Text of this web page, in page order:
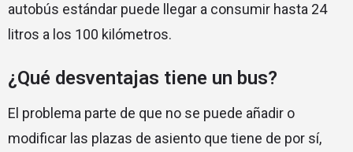
autobús estándar puede llegar a consumir hasta 24
litros a los 100 kilómetros.
¿Qué desventajas tiene un bus?
El problema parte de que no se puede añadir o
modificar las plazas de asiento que tiene de por sí,